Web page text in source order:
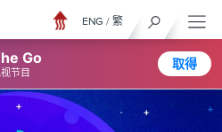
Go
节目
取得
ENG / 繁